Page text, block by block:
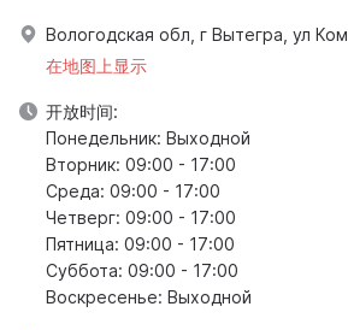
Вологодская обл, г Вытегра, ул
在地图上显示
开放时间:
Понедельник: Выходной
Вторник: 09:00 - 17:00
Среда: 09:00 - 17:00
Четверг: 09:00 - 17:00
Пятница: 09:00 - 17:00
Суббота: 09:00 - 17:00
Воскресенье: Выходной